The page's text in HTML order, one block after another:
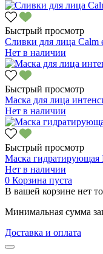
Быстрый просмотр
Сливки для лица Calm
Нет в наличии
Быстрый просмотр
Маска для лица
Нет в наличии
Быстрый просмотр
Маска гидратирующая
Нет в наличии
0 Корзина пуста
В вашей корзине нет
Минимальная сумма
Доставка и оплата